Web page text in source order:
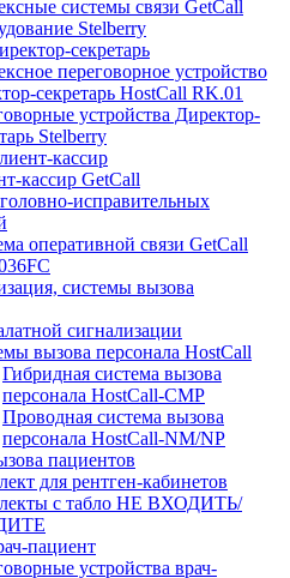
системы связи GetCall
Stelberry
секретарь
переговорное устройство
секретарь HostCall RK.01
устройства Директор-
Stelberry
кассир
кассир GetCall
исправительных
оперативной связи GetCall
системы вызова
сигнализации
вызова персонала HostCall
Гибридная система вызова
персонала HostCall-CMP
Проводная система вызова
персонала HostCall-NM/NP
пациентов
для рентген-кабинетов
с табло НЕ ВХОДИТЬ/
пациент
устройства врач-